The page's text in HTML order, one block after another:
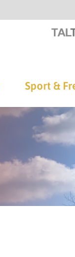
Sport &